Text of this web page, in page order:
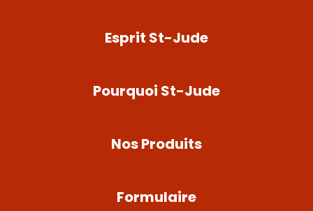
Esprit St-Jude
Pourquoi St-Jude
Nos Produits
Formulaire